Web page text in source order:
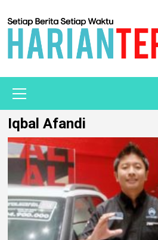
Iqbal Afandi